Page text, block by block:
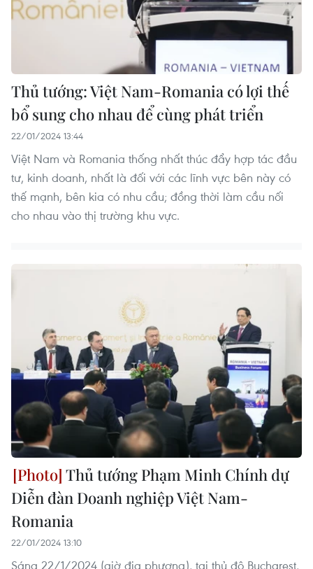
Thủ tướng: Việt Nam-Romania có lợi thế
bổ sung cho nhau để cùng phát triển
22/01/2024 13:44
Việt Nam và Romania thống nhất thúc đẩy hợp tác đầu
tư, kinh doanh, nhất là đối với các lĩnh vực bên này có
thế mạnh, bên kia có nhu cầu; đồng thời làm cầu nối
cho nhau vào thị trường khu vực.
Thủ tướng Phạm Minh Chính dự
Diễn đàn Doanh nghiệp Việt Nam-
Romania
22/01/2024 13:10
Sáng 22/1/2024 (giờ địa phương), tại thủ đô Bucharest,